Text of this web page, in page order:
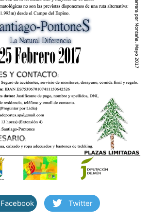
Facebook Twitter